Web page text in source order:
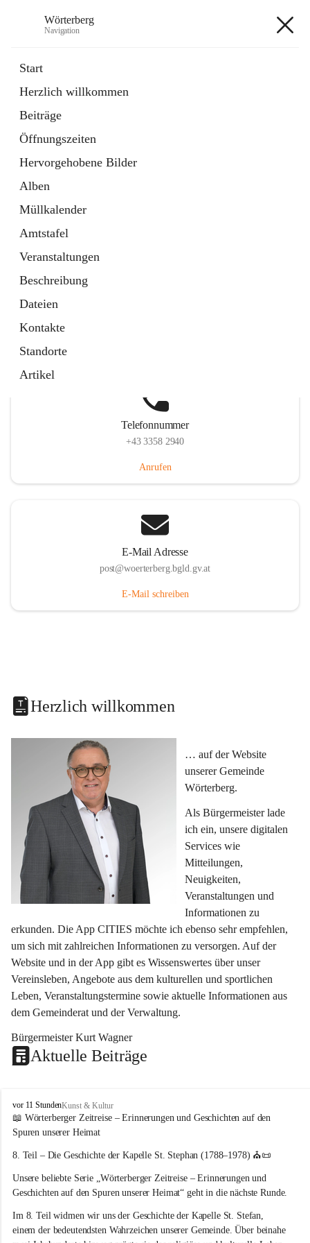
Wörterberg
Navigation
Start
Herzlich willkommen
Beiträge
Öffnungszeiten
Hervorgehobene Bilder
Alben
Müllkalender
Amtstafel
Veranstaltungen
Beschreibung
Dateien
Kontakte
Standorte
Artikel
5 Schnellzugriffe
Bürgerservice
9 Schnellzugriffe
Telefonnummer
+43 3358 2940
Anrufen
E-Mail Adresse
post@woerterberg.bgld.gv.at
E-Mail schreiben
Herzlich willkommen
… auf der Website
unserer Gemeinde
Wörterberg.
Als Bürgermeister lade
ich ein, unsere digitalen
Services wie
Mitteilungen,
Neuigkeiten,
Veranstaltungen und
Informationen zu
erkunden. Die App CITIES möchte ich ebenso sehr empfehlen,
um sich mit zahlreichen Informationen zu versorgen. Auf der
Website und in der App gibt es Wissenswertes über unser
Vereinsleben, Angebote aus dem kulturellen und sportlichen
Leben, Veranstaltungstermine sowie aktuelle Informationen aus
dem Gemeinderat und der Verwaltung.
Bürgermeister Kurt Wagner
Aktuelle Beiträge
W
ö
r
e
b
e
g
vor 11 StundenKunst & Kultur
📖 Wörterberger Zeitreise – Erinnerungen und Geschichten auf den
Spuren unserer Heimat
8. Teil – Die Geschichte der Kapelle St. Stephan (1788–1978) ⛪📜
Unsere beliebte Serie „Wörterberger Zeitreise – Erinnerungen und
Geschichten auf den Spuren unserer Heimat“ geht in die nächste Runde.
Im 8. Teil widmen wir uns der Geschichte der Kapelle St. Stefan,
einem der bedeutendsten Wahrzeichen unserer Gemeinde. Über beinahe